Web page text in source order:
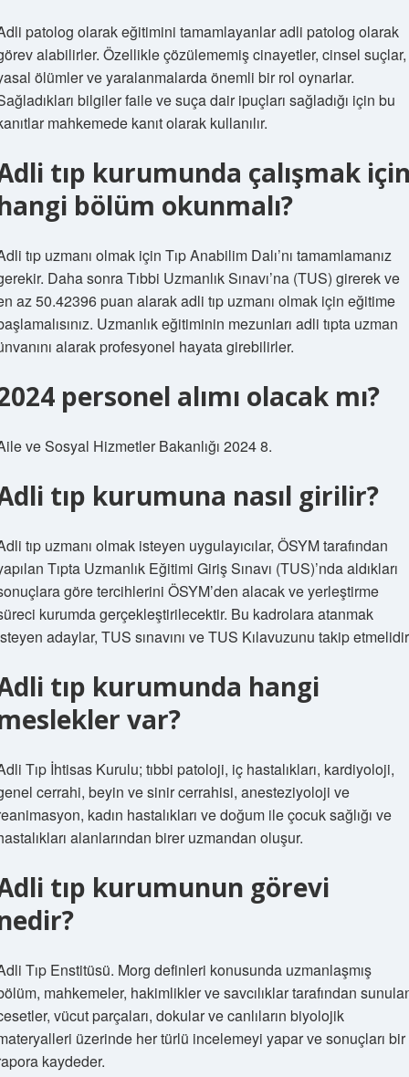
patolog olarak eğitimini tamamlayanlar adli patolog olarak
alabilirler. Özellikle çözülememiş cinayetler, cinsel suçlar,
ölümler ve yaralanmalarda önemli bir rol oynarlar.
bilgiler faile ve suça dair ipuçları sağladığı için bu
mahkemede kanıt olarak kullanılır.
tıp kurumunda çalışmak
bölüm okunmalı?
tıp uzmanı olmak için Tıp Anabilim Dalı’nı tamamlamanız
Daha sonra Tıbbi Uzmanlık Sınavı’na (TUS) girerek ve
az 50.42396 puan alarak adli tıp uzmanı olmak için eğitime
Uzmanlık eğitiminin mezunları adli tıpta uzman
alarak profesyonel hayata girebilirler.
personel alımı olacak mı?
ve Sosyal Hizmetler Bakanlığı 2024 8.
tıp kurumuna nasıl girilir?
tıp uzmanı olmak isteyen uygulayıcılar, ÖSYM tarafından
Tıpta Uzmanlık Eğitimi Giriş Sınavı (TUS)’nda aldıkları
göre tercihlerini ÖSYM’den alacak ve yerleştirme
kurumda gerçekleştirilecektir. Bu kadrolara atanmak
adaylar, TUS sınavını ve TUS Kılavuzunu takip
tıp kurumunda hangi
var?
Tıp İhtisas Kurulu; tıbbi patoloji, iç hastalıkları, kardiyoloji,
cerrahi, beyin ve sinir cerrahisi, anesteziyoloji ve
kadın hastalıkları ve doğum ile çocuk sağlığı ve
alanlarından birer uzmandan oluşur.
tıp kurumunun görevi
Tıp Enstitüsü. Morg definleri konusunda uzmanlaşmış
mahkemeler, hakimlikler ve savcılıklar tarafından
vücut parçaları, dokular ve canlıların biyolojik
üzerinde her türlü incelemeyi yapar ve sonuçları bir
kaydeder.